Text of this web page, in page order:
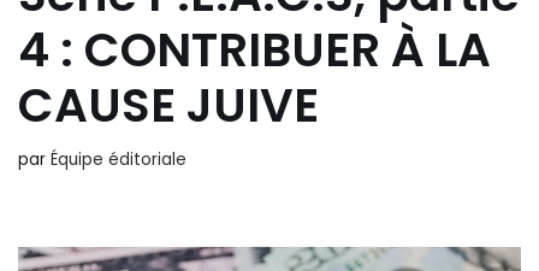
4 : CONTRIBUER À LA
CAUSE JUIVE
par Équipe éditoriale